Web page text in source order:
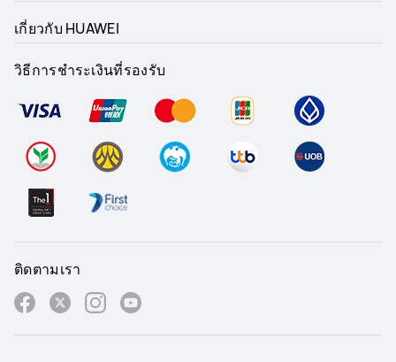
เกี่ยวกับ HUAWEI
วิธีการชำระเงินที่รองรับ
ติดตามเรา